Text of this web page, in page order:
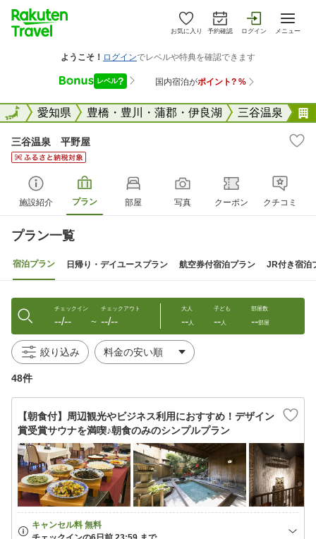
お気に入り 予約確認 ログイン メニュー
全国愛知県 豊橋・豊川・蒲郡・伊良湖 三谷温泉
全国
三谷温泉 平野屋
施設紹介 プラン 部屋 写真 クーポン クチコミ
プラン一覧
宿泊プラン 日帰り・デイユースプラン 航空券付宿泊プラン JR付き宿泊
チェックイン
--/-- 〜
チェックアウト
--/--
大人
--人
子ども
--人
部屋数
--部屋
絞り込み
48件
【朝食付】周辺観光やビジネス利用におすすめ！デザイン
賞受賞サウナを満喫♪朝食のみのシンプルプラン